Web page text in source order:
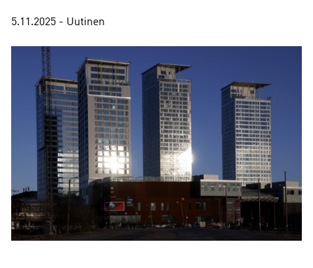
5.11.2025 - Uutinen